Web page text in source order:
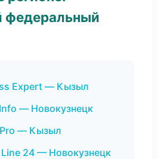
федеральный
Expert — Кызыл
— Новокузнецк
— Кызыл
24 — Новокузнецк